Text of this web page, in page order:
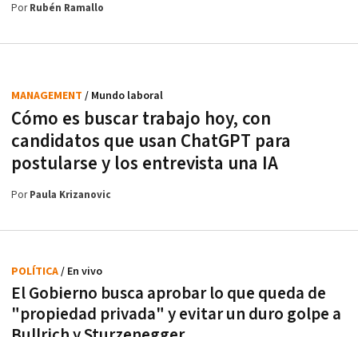
PorRubén Ramallo
Cómo es buscar trabajo hoy, con
candidatos que usan ChatGPT para
postularse y los entrevista una IA
MANAGEMENT / Mundo laboral
PorPaula Krizanovic
El Gobierno busca aprobar lo que queda de
"propiedad privada" y evitar un duro golpe a
POLÍTICA/ En vivo